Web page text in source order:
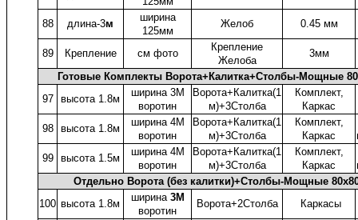
88 длина-3м
ширина
125мм
Желоб 0.45 мм
89 Крепление см фото
Крепление
Желоба
3мм
Готовые Комплекты Ворота+Калитка+Столбы-Мощные
97
высота 1.8м
ширина 3М
воротин
Ворота+Калитка(1
м)+3Столба
Комплект,
Каркас
98
высота 1.8м
ширина 4М
воротин
Ворота+Калитка(1
м)+3Столба
Комплект,
Каркас
99
высота 1.5м
ширина 4М
воротин
Ворота+Калитка(1
м)+3Столба
Комплект,
Каркас
Отдельно Ворота (без калитки)+Столбы-Мощные
100 высота 1.8м
ширина 3М
воротин
Ворота+2Столба Каркасы